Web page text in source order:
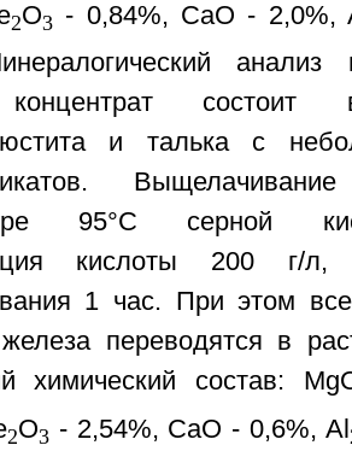
2O3 - 0,84%, CaO - 2,0%,
и талька с
95°С серной
кислоты 200 г/л,
1 час. При этом
переводятся в
химический состав:
2O3 - 2,54%, CaO - 0,6%, Al